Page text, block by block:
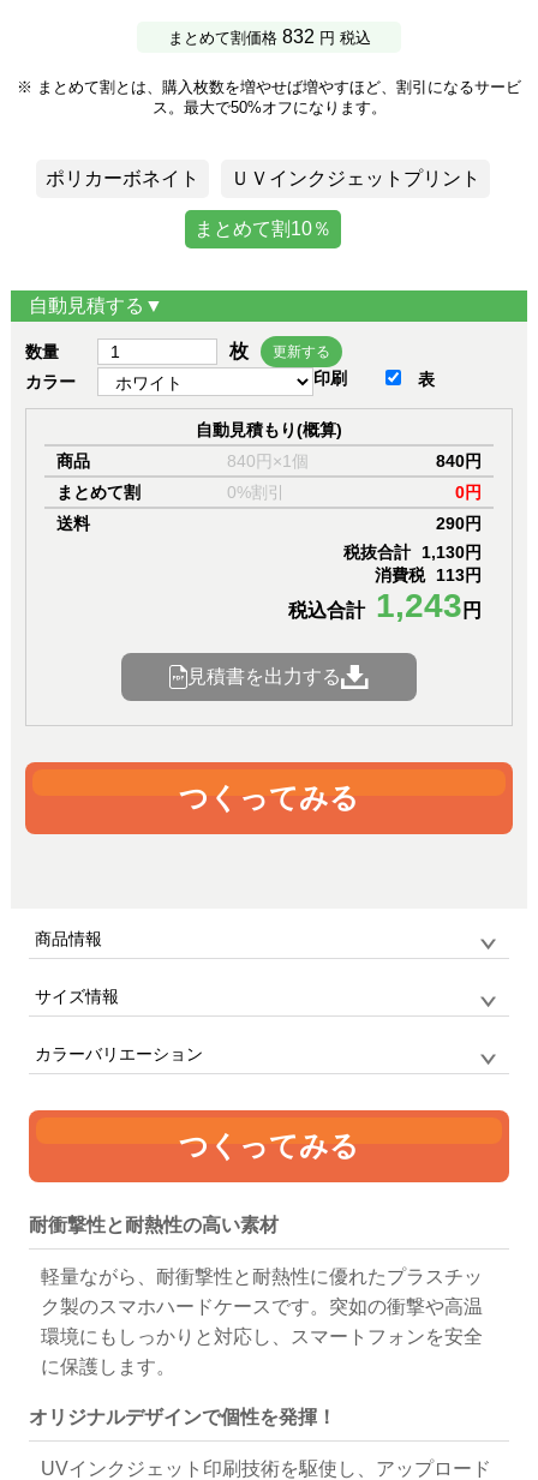
まとめて割価格 832円 税込
※ まとめて割とは、購入枚数を増やせば増やすほど、割引になるサービ
ス。最大で50%オフになります。
ポリカーボネイト ＵＶインクジェットプリント
まとめて割10％
自動見積する▼
数量 枚 更新する
カラー 印刷 表
自動見積もり(概算)
商品
840円×1個
840円
まとめて割
0%割引
0円
送料
290円
税抜合計 1,130円
消費税 113円
税込合計 1,243 円
見積書を出力する
つくってみる
商品情報
品番
サイズ情報
iPhone16Pro
単位:mm
74 10
カラーバリエーション
つくってみる
耐衝撃性と耐熱性の高い素材
軽量ながら、耐衝撃性と耐熱性に優れたプラスチッ
ク製のスマホハードケースです。突如の衝撃や高温
環境にもしっかりと対応し、スマートフォンを安全
に保護します。
オリジナルデザインで個性を発揮！
UVインクジェット印刷技術を駆使し、アップロード